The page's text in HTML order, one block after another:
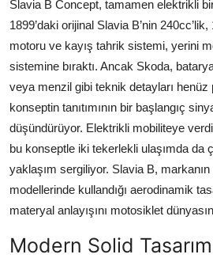
Slavia B Concept, tamamen elektrikli
1899’daki orijinal Slavia B’nin
motoru ve kayış tahrik sistemi, yerini
sistemine bıraktı. Ancak Skoda,
veya menzil gibi teknik detayları henüz
konseptin tanıtımının bir başlangıç
düşündürüyor. Elektrikli mobiliteye
bu konseptle iki tekerlekli ulaşımda da
yaklaşım sergiliyor. Slavia B,
modellerinde kullandığı aerodinamik
materyal anlayışını motosiklet
Modern Solid